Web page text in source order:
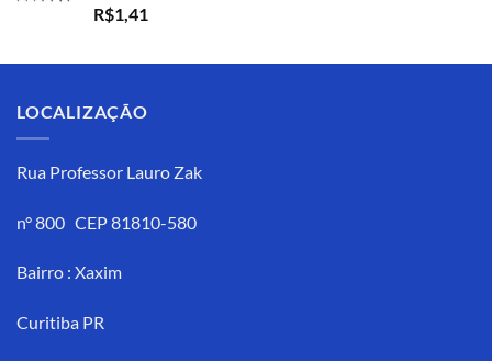
Avaliação
5.00 de 5
R$1,41
LOCALIZAÇÃO
Rua Professor Lauro Zak
n° 800 CEP 81810-580
Bairro : Xaxim
Curitiba PR